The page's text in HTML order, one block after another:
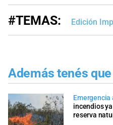
#TEMAS: Edición
Además tenés
incendios
reserva